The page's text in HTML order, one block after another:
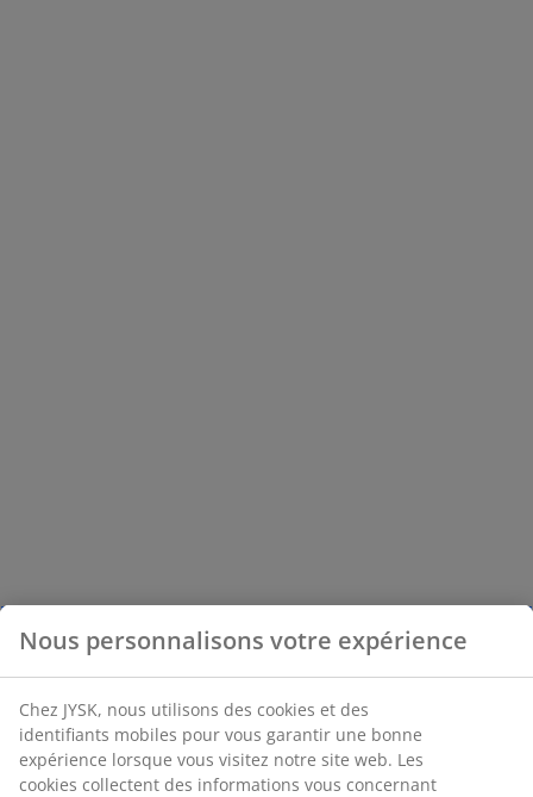
Nous personnalisons votre expérience
Chez JYSK, nous utilisons des cookies et des
identifiants mobiles pour vous garantir une bonne
expérience lorsque vous visitez notre site web. Les
cookies collectent des informations vous concernant